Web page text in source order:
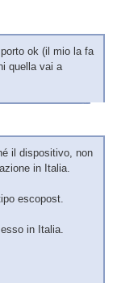
ok (il mio la fa
quella vai a
il dispositivo, non
in Italia.
escopost.
in Italia.